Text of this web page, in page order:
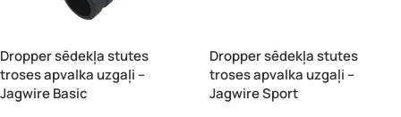
Dropper sēdekļa stutes
troses apvalka uzgaļi –
Jagwire Basic
Dropper sēdekļa stutes
troses apvalka uzgaļi –
Jagwire Sport